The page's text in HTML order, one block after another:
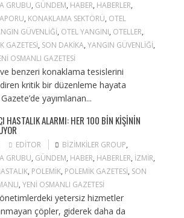
GRUBU, GÜNDEM, HABER, HABERLER,
, KONAKLAMA SEKTÖRÜ, OTEL
GÜVENLIĞI, OTEL YANGINI, OTELLER,
GAZETESI, SON DAKIKA, YANGIN GÜVENLIĞI,
OSMANLI GAZETESI
benzeri konaklama tesislerini
kritik bir düzenleme hayata
yayımlanan...
HASTALIK ALARMI: HER 100 BIN KIŞININ
EDITOR BIZIMKILER GROUP,
GRUBU, GÜNDEM, HABER, HABERLER, IZMIR,
, POLEMIK, POLEMIK GAZETESI, SON
, YENI OSMANLI GAZETESI
yetersiz hizmetler
çöpler, giderek daha da